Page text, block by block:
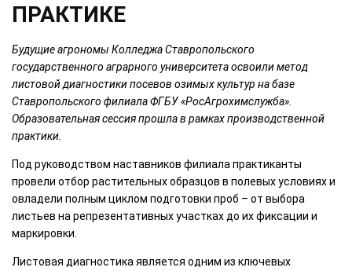
ПРАКТИКЕ
Будущие агрономы Колледжа Ставропольского
государственного аграрного университета освоили метод
листовой диагностики посевов озимых культур на базе
Ставропольского филиала ФГБУ «РосАгрохимслужба».
Образовательная сессия прошла в рамках производственной
практики.
Под руководством наставников филиала практиканты
провели отбор растительных образцов в полевых условиях и
овладели полным циклом подготовки проб – от выбора
листьев на репрезентативных участках до их фиксации и
маркировки.
Листовая диагностика является одним из ключевых